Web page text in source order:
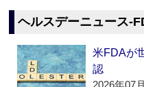
ヘルスデーニュース
米FDAが
認